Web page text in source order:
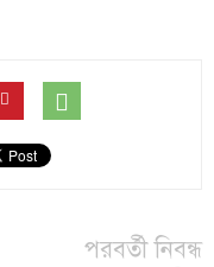
পরবর্তী নিবন্ধ